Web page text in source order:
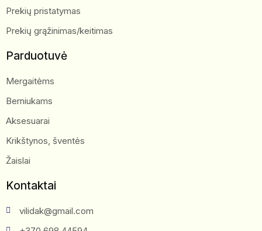
Prekių pristatymas
Prekių grąžinimas/keitimas
Parduotuvė
Mergaitėms
Berniukams
Aksesuarai
Krikštynos, šventės
Žaislai
Kontaktai
vilidak@gmail.com